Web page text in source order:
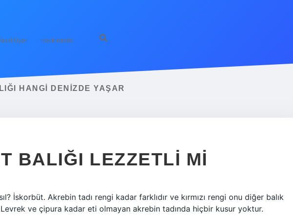
Uyarı Hakkımızda
HANGI DENIZDE YAŞAR
BALIĞI LEZZETLI MI
İskorbüt. Akrebin tadı rengi kadar farklıdır ve kırmızı rengi onu diğer balık
Levrek ve çipura kadar eti olmayan akrebin tadında hiçbir kusur yoktur.